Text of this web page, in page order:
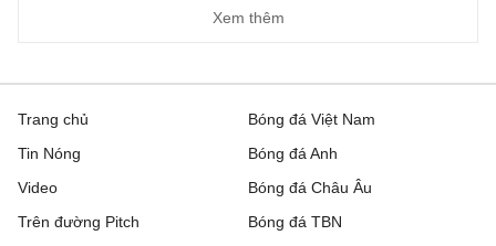
Xem thêm
Trang chủ
Tin Nóng
Video
Trên đường Pitch
Bóng đá Việt Nam
Bóng đá Anh
Bóng đá Châu Âu
Bóng đá TBN